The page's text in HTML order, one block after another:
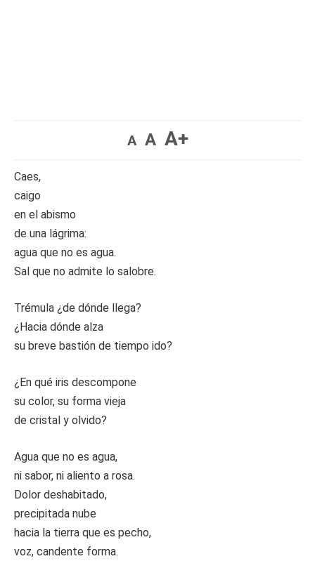
A A A+
Caes,
caigo
en el abismo
de una lágrima:
agua que no es agua.
Sal que no admite lo salobre.
Trémula ¿de dónde llega?
¿Hacia dónde alza
su breve bastión de tiempo ido?
¿En qué iris descompone
su color, su forma vieja
de cristal y olvido?
Agua que no es agua,
ni sabor, ni aliento a rosa.
Dolor deshabitado,
precipitada nube
hacia la tierra que es pecho,
voz, candente forma.